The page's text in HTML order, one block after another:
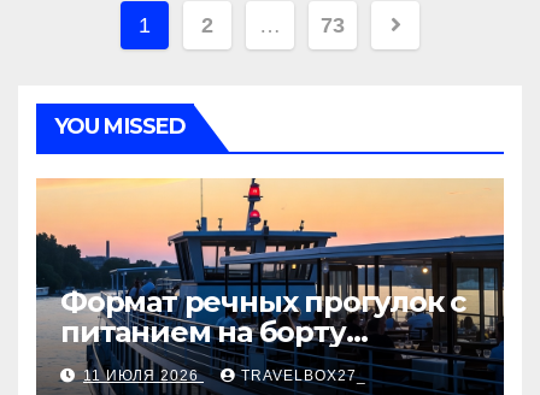
Пагинация
1 2 … 73
YOU MISSED
Формат речных прогулок с
питанием на борту
теплохода
11 ИЮЛЯ 2026 TRAVELBOX27_